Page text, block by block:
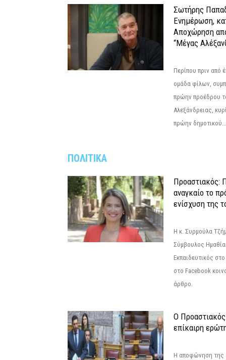
Σωτήρης
Ενημέρωση,
Αποχώρηση
“Μέγας
Περίπου πριν από
ομάδα φίλων,
πρώην προέδρου
Αλεξάνδρειας,
πρώην δημοτικού...
ΠΟΛΙΤΙΚΑ
Προαστιακός:
αναγκαίο το
ενίσχυση της
Η κ. Συρμούλα
Σύμβουλος
Εκπαιδευτικός
στο Facebook
άρθρο.
Ο
επίκαιρη
Η αποφώνηση της